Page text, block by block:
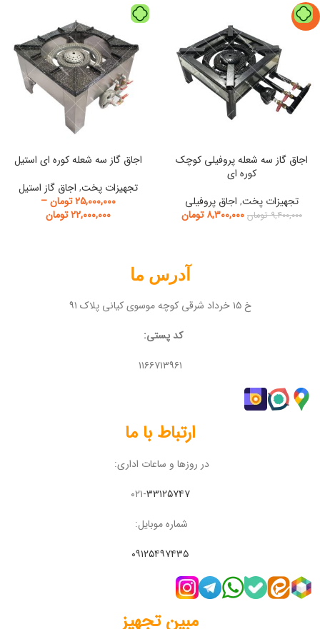
-12%
اجاق گاز سه شعله پروفیلی کوچک
کوره ای
تجهیزات پخت, اجاق پروفیلی
۹,۴۰۰,۰۰۰ تومان ۸,۳۰۰,۰۰۰ تومان
اجاق گاز سه شعله کوره ای استیل
تجهیزات پخت, اجاق گاز استیل
۲۵,۰۰۰,۰۰۰تومان–
۲۲,۰۰۰,۰۰۰تومان
آدرس ما
خ ۱۵ خرداد شرقی کوچه موسوی کیانی پلاک ۹۱
کد پستی:
۱۱۶۶۷۱۳۹۶۱
ارتباط با ما
در روزها و ساعات اداری:
۰۲۱-۳۳۱۲۵۷۴۷
شماره موبایل:
۰۹۱۲۵۴۹۷۴۳۵
مبین تجهیز